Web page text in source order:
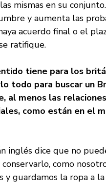
mismas en su
y aumenta las
acuerdo final o el
ratifique.
tiene para los
todo para buscar un
al menos las relaciones
como están en el
inglés dice que no
como
y guardamos la ropa a la